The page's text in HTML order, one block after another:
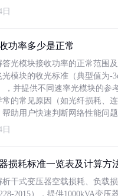
功率多少是正常
答光模块接收功率的正常范围
光模块的收光标准（典型值为-
，并提供不同速率光模块的参
的常见原因（如光纤损耗、
助用户快速判断网络性能问题
损耗标准一览表及计算方
析干式变压器空载损耗、负载
2015），提供1000kVA变压